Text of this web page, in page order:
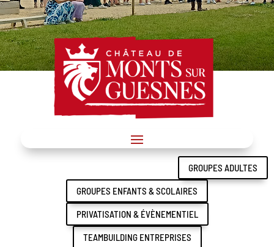
GROUPES ADULTES
GROUPES ENFANTS & SCOLAIRES
PRIVATISATION & ÉVÈNEMENTIEL
TEAMBUILDING ENTREPRISES